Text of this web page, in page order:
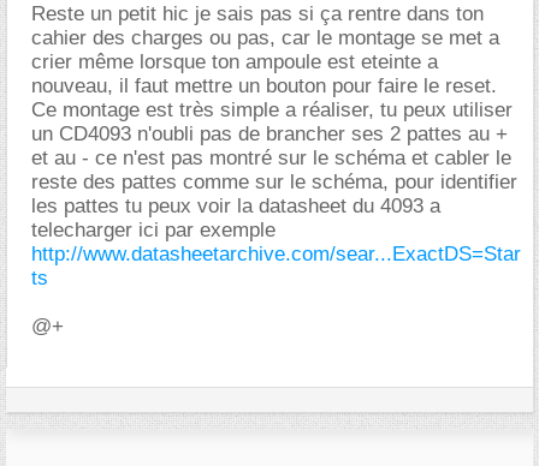
Reste un petit hic je sais pas si ça rentre dans ton
cahier des charges ou pas, car le montage se met a
crier même lorsque ton ampoule est eteinte a
nouveau, il faut mettre un bouton pour faire le reset.
Ce montage est très simple a réaliser, tu peux utiliser
un CD4093 n'oubli pas de brancher ses 2 pattes au +
et au - ce n'est pas montré sur le schéma et cabler le
reste des pattes comme sur le schéma, pour identifier
les pattes tu peux voir la datasheet du 4093 a
telecharger ici par exemple
http://www.datasheetarchive.com/sear...ExactDS=Star
ts
@+